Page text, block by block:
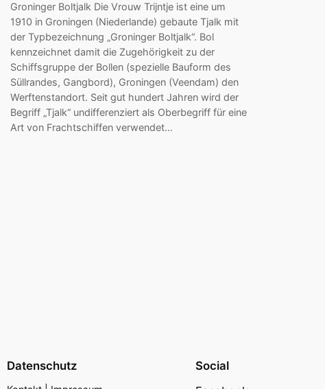
Groninger Boltjalk Die Vrouw Trijntje ist eine um
1910 in Groningen (Niederlande) gebaute Tjalk mit
der Typbezeichnung „Groninger Boltjalk“. Bol
kennzeichnet damit die Zugehörigkeit zu der
Schiffsgruppe der Bollen (spezielle Bauform des
Süllrandes, Gangbord), Groningen (Veendam) den
Werftenstandort. Seit gut hundert Jahren wird der
Begriff „Tjalk“ undifferenziert als Oberbegriff für eine
Art von Frachtschiffen verwendet…
Datenschutz
Social